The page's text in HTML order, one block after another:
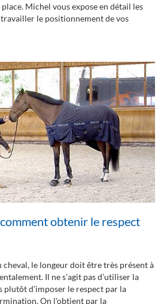
Michel vous expose en détail les
le positionnement de vos
obtenir le respect
le longeur doit être très présent à
Il ne s’agit pas d’utiliser la
plutôt d’imposer le respect par la
On l'obtient par la